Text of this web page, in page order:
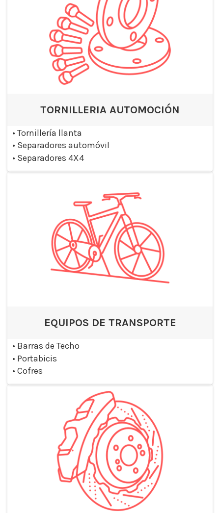
TORNILLERIA AUTOMOCIÓN
• Tornillería llanta
• Separadores automóvil
• Separadores 4X4
EQUIPOS DE TRANSPORTE
• Barras de Techo
• Portabicis
• Cofres